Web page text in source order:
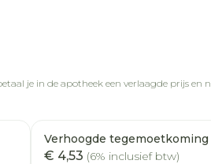
je in de apotheek een verlaagde prijs en
Verhoogde tegemoetkoming
€ 4,53 (6% inclusief btw)